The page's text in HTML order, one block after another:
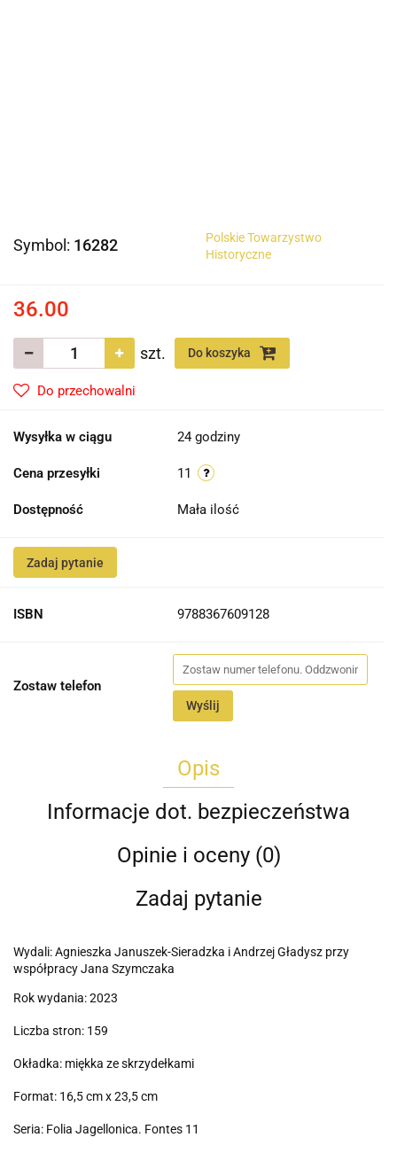
Symbol: 16282
Polskie Towarzystwo
Historyczne
36.00
szt. Do koszyka
Do przechowalni
Wysyłka w ciągu 24 godziny
Cena przesyłki 11
Dostępność Mała ilość
Zadaj pytanie
ISBN 9788367609128
Zostaw telefon
Wyślij
Opis
Informacje dot. bezpieczeństwa
Opinie i oceny (0)
Zadaj pytanie
Wydali: Agnieszka Januszek-Sieradzka i Andrzej Gładysz przy
współpracy Jana Szymczaka
Rok wydania: 2023
Liczba stron: 159
Okładka: miękka ze skrzydełkami
Format: 16,5 cm x 23,5 cm
Seria: Folia Jagellonica. Fontes 11